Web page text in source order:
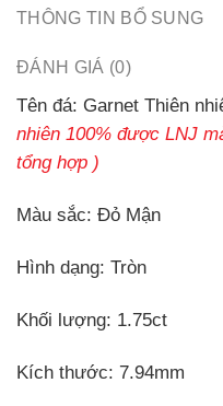
THÔNG TIN BỔ SUNG
ĐÁNH GIÁ (0)
Tên đá: Garnet Thiên
nhiên 100% được LNJ
tổng hợp )
Màu sắc: Đỏ Mận
Hình dạng: Tròn
Khối lượng: 1.75ct
Kích thước: 7.94mm